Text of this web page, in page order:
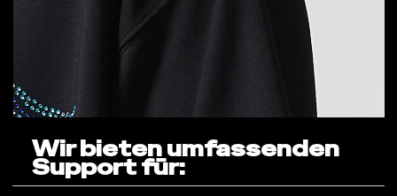
Wir bieten umfassenden
Support für: